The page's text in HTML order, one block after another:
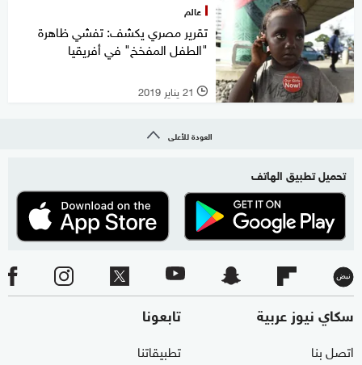
عالم
تقرير مصري يكشف: تفشي ظاهرة
"الطفل المفخخ" في أفريقيا
l 21 يناير 2019
العودة للأعلى
تحميل تطبيق الهاتف
سكاي نيوز عربية
اتصل بنا
تابعونا
تطبيقاتنا